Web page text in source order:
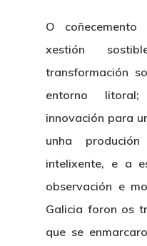
O
xestión
transformación
entorno
innovación para
unha
intelixente, e a
observación e
Galicia foron os
que se